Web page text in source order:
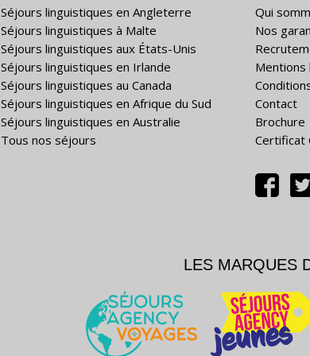
Séjours linguistiques en Angleterre
Séjours linguistiques à Malte
Séjours linguistiques aux États-Unis
Séjours linguistiques en Irlande
Séjours linguistiques au Canada
Séjours linguistiques en Afrique du Sud
Séjours linguistiques en Australie
Tous nos séjours
Qui
Nos
Mentions
Contact
Brochure
Certificat
LES MARQUES